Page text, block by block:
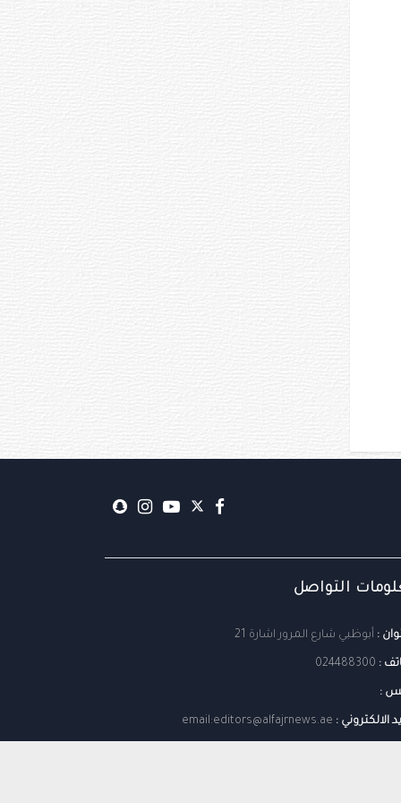
التواصل
: أبوظبي شارع المرور اشارة 21
:
024488300
:
الالكتروني : email:editors@alfajrnews.ae